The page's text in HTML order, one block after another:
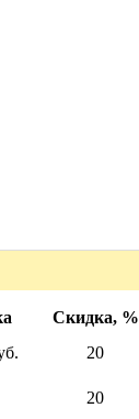
Скидка, %
20
20